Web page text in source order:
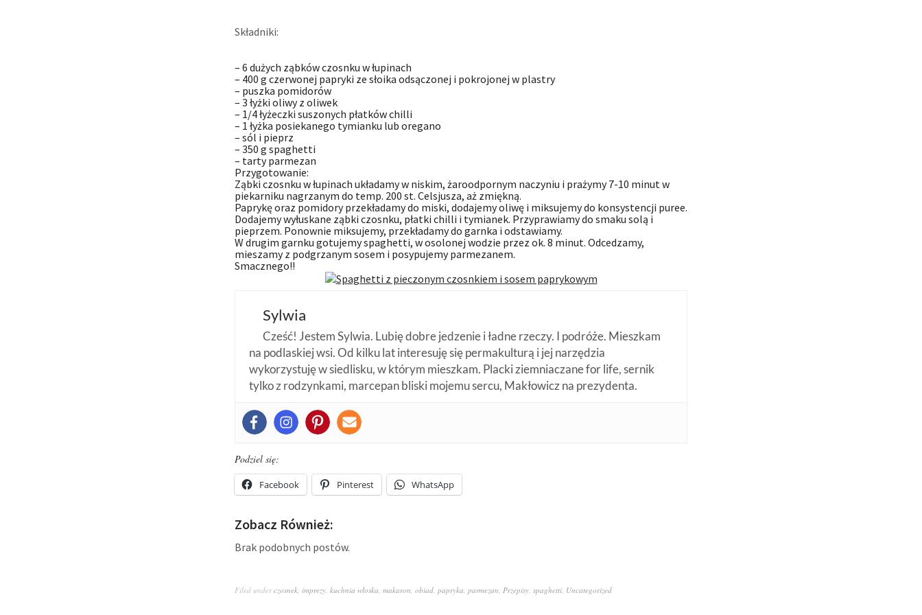
Składniki:
– 6 dużych ząbków czosnku w łupinach
– 400 g czerwonej papryki ze słoika odsączonej i pokrojonej w plastry
– puszka pomidorów
– 3 łyżki oliwy z oliwek
– 1/4 łyżeczki suszonych płatków chilli
– 1 łyżka posiekanego tymianku lub oregano
– sól i pieprz
– 350 g spaghetti
– tarty parmezan
Przygotowanie:
Ząbki czosnku w łupinach układamy w niskim, żaroodpornym naczyniu i prażymy 7-10 minut w
piekarniku nagrzanym do temp. 200 st. Celsjusza, aż zmiękną.
Paprykę oraz pomidory przekładamy do miski, dodajemy oliwę i miksujemy do konsystencji puree.
Dodajemy wyłuskane ząbki czosnku, płatki chilli i tymianek. Przyprawiamy do smaku solą i
pieprzem. Ponownie miksujemy, przekładamy do garnka i odstawiamy.
W drugim garnku gotujemy spaghetti, w osolonej wodzie przez ok. 8 minut. Odcedzamy,
mieszamy z podgrzanym sosem i posypujemy parmezanem.
Smacznego!!
Sylwia
Cześć! Jestem Sylwia. Lubię dobre jedzenie i ładne rzeczy. I podróże. Mieszkam
na podlaskiej wsi. Od kilku lat interesuję się permakulturą i jej narzędzia
wykorzystuję w siedlisku, w którym mieszkam. Placki ziemniaczane for life, sernik
tylko z rodzynkami, marcepan bliski mojemu sercu, Makłowicz na prezydenta.
Podziel się:
Facebook Pinterest WhatsApp
Zobacz Również:
Brak podobnych postów.
Filed underczosnek, imprezy, kuchnia włoska, makaron, obiad, papryka, parmezan, Przepisy, spaghetti, Uncategorized